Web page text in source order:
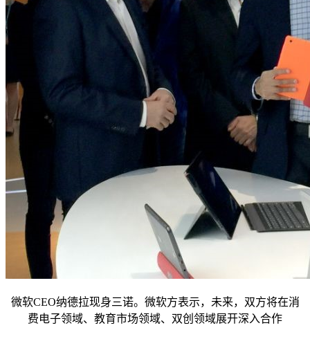
微软CEO纳德拉现身三诺。微软方表示，未来，双方将在消
费电子领域、教育市场领域、双创领域展开深入合作